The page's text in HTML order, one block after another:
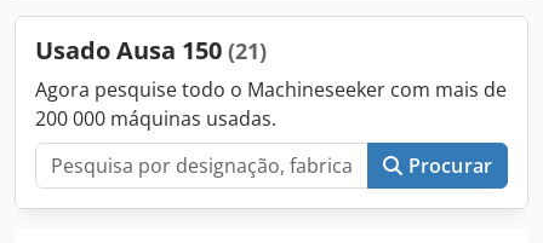
Usado Ausa 150 (21)
Agora pesquise todo o Machineseeker com mais de
200 000 máquinas usadas.
Procurar